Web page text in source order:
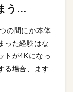
う…
の間にか本体
った経験はな
トが4Kになっ
る場合、ます